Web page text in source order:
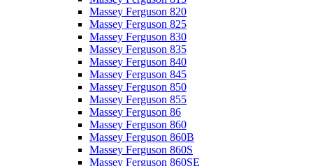
Massey Ferguson 820
Massey Ferguson 825
Massey Ferguson 830
Massey Ferguson 835
Massey Ferguson 840
Massey Ferguson 845
Massey Ferguson 850
Massey Ferguson 855
Massey Ferguson 86
Massey Ferguson 860
Massey Ferguson 860B
Massey Ferguson 860S
Massey Ferguson 860SE